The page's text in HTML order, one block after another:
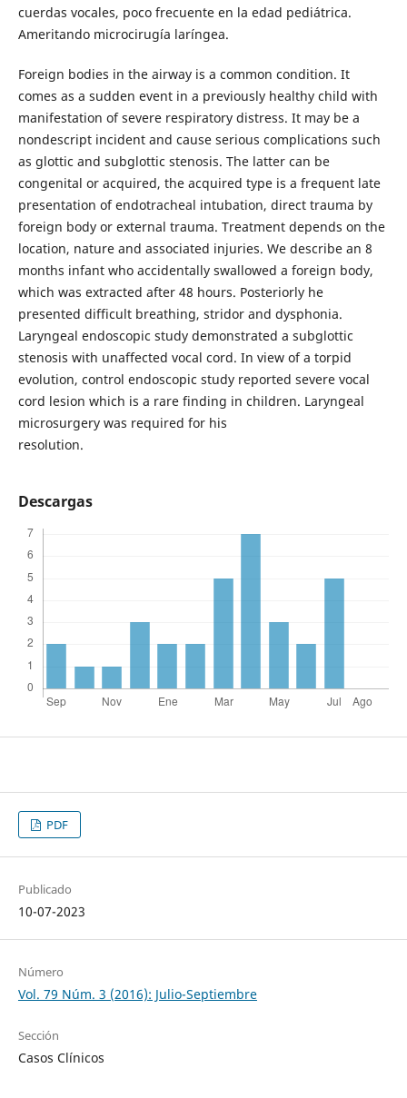
cuerdas vocales, poco frecuente en la edad pediátrica.
Ameritando microcirugía laríngea.
Foreign bodies in the airway is a common condition. It
comes as a sudden event in a previously healthy child with
manifestation of severe respiratory distress. It may be a
nondescript incident and cause serious complications such
as glottic and subglottic stenosis. The latter can be
congenital or acquired, the acquired type is a frequent late
presentation of endotracheal intubation, direct trauma by
foreign body or external trauma. Treatment depends on the
location, nature and associated injuries. We describe an 8
months infant who accidentally swallowed a foreign body,
which was extracted after 48 hours. Posteriorly he
presented difficult breathing, stridor and dysphonia.
Laryngeal endoscopic study demonstrated a subglottic
stenosis with unaffected vocal cord. In view of a torpid
evolution, control endoscopic study reported severe vocal
cord lesion which is a rare finding in children. Laryngeal
microsurgery was required for his
resolution.
Descargas
PDF
Publicado
10-07-2023
Número
Vol. 79 Núm. 3 (2016): Julio-Septiembre
Sección
Casos Clínicos